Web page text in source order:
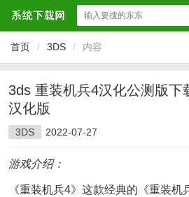
首页 / 3DS / 内容
3ds 重装机兵4汉化公测版下
汉化版
3DS 2022-07-27
游戏介绍：
《重装机兵4》这款经典的《重装机